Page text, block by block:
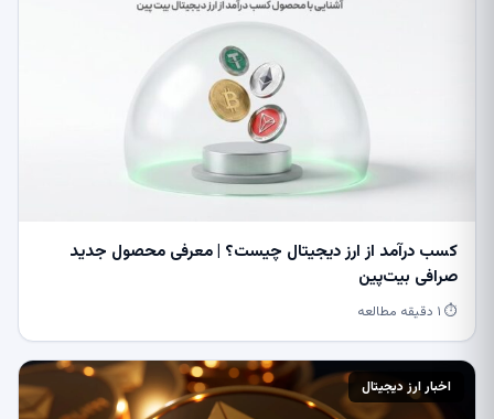
کسب درآمد از ارز دیجیتال چیست؟ | معرفی محصول جدید
صرافی بیت‌پین
⏱ ۱ دقیقه مطالعه
اخبار ارز دیجیتال